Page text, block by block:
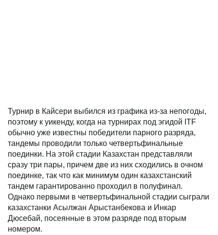
Турнир в Кайсери выбился из графика из-за непогоды,
поэтому к уикенду, когда на турнирах под эгидой ITF
обычно уже известны победители парного разряда,
тандемы проводили только четвертьфинальные
поединки. На этой стадии Казахстан представляли
сразу три пары, причем две из них сходились в очном
поединке, так что как минимум один казахстанский
тандем гарантированно проходил в полуфинал.
Однако первыми в четвертьфинальной стадии сыграли
казахстанки Асылжан Арыстанбекова и Инкар
Дюсебай, посеянные в этом разряде под вторым
номером.